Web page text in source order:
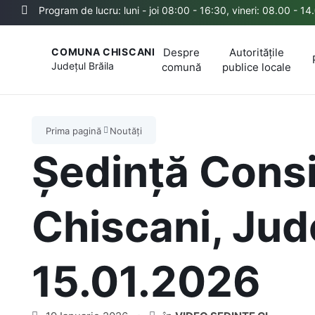
Program de lucru: luni - joi 08:00 - 16:30, vineri: 08.00 -
COMUNA CHISCANI
Județul Brăila
Despre
comună
Autoritățile
publice locale
Prima pagină Noutăți
Ședință
Chiscani,
15.01.2026